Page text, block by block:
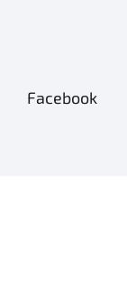
Facebook